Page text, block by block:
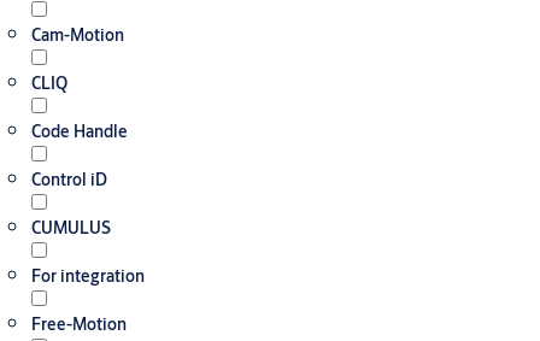
Cam-Motion
CLIQ
Code Handle
Control iD
CUMULUS
For integration
Free-Motion